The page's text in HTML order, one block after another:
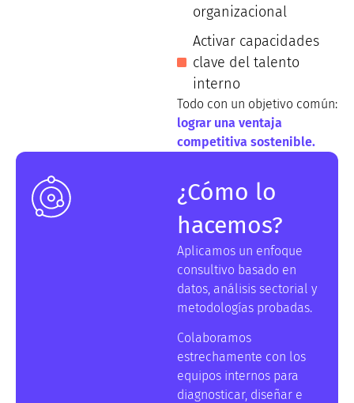
organizacional
Activar capacidades
clave del talento
interno
Todo con un objetivo común:
lograr una ventaja
competitiva sostenible.
¿Cómo lo
hacemos?
Aplicamos un enfoque
consultivo basado en
datos, análisis sectorial y
metodologías probadas.
Colaboramos
estrechamente con los
equipos internos para
diagnosticar, diseñar e